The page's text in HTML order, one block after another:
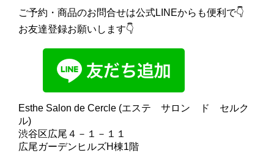
ご予約・商品のお問合せは公式LINEからも便利で👇
お友達登録お願いします👇
Esthe Salon de Cercle (エステ サロン ド セルク
ル)
渋谷区広尾４－１－１１
広尾ガーデンヒルズH棟1階